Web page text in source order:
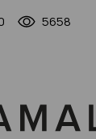
5658